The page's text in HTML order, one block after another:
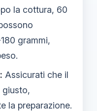
la cottura, 60
grammi,
Assicurati che il
giusto,
la preparazione.